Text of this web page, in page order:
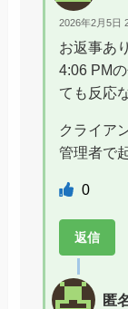
2026年2月5日
お返事あ
4:06 PM
ても反応
クライア
管理者で
0
返信
匿